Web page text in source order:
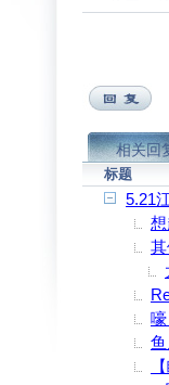
相关回
标题
5.21
嚎